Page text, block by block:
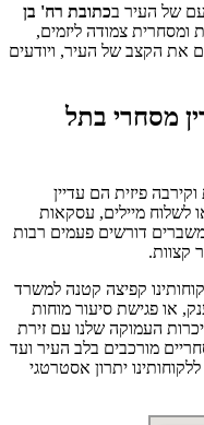
של העיר בכתובת רח' בן
צמודה ליזמים,
את הקצב של העיר, ויודעים
מסחרי בתל
פיזית הם עדיין
לשלוח מיילים, עסקאות
דורשים פעמים רבות
קצוות.
קפיצה קטנה למשרד
או פגישת סיעור מוחות
העמוקה שלנו עם זירת
מורכבים בלב העיר ועד
יתרון אסטרטגי